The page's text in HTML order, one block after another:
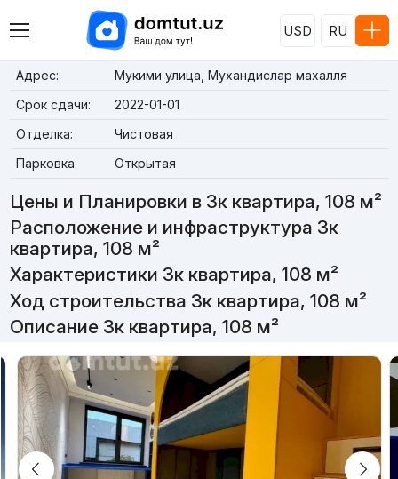
USD RU
Адрес:
Мукими улица, Мухандислар махалля
Срок сдачи:
2022-01-01
Отделка:
Чистовая
Парковка:
Открытая
Цены и Планировки в 3к квартира, 108 м²
Расположение и инфраструктура 3к
квартира, 108 м²
Характеристики 3к квартира, 108 м²
Ход строительства 3к квартира, 108 м²
Описание 3к квартира, 108 м²